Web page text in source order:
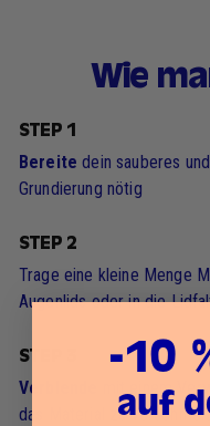
Wie
STEP 1
Bereite dein sauberes
Grundierung nötig
STEP 2
Trage eine kleine Menge
Augenlids oder in die
STEP 3
Verblende
mit einem
das Material zu
-10
auf